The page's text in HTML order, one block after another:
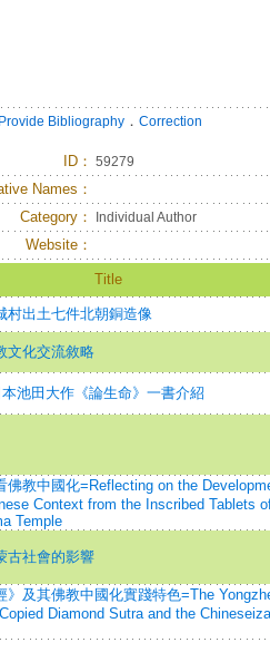
Provide Bibliography ． Correction
ID ： 59279
Names：
Category：
Individual Author
Website：
Title
村出土七件北朝銅造像
文化交流敘略
池田大作《論生命》一書介紹
佛教中國化=Reflecting on the
Context from the Inscribed Tablets
Temple
古社會的影響
》及其佛教中國化實踐特色=The
Diamond Sutra and the